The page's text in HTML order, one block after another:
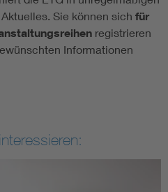
Sie können sich für
registrieren
Informationen